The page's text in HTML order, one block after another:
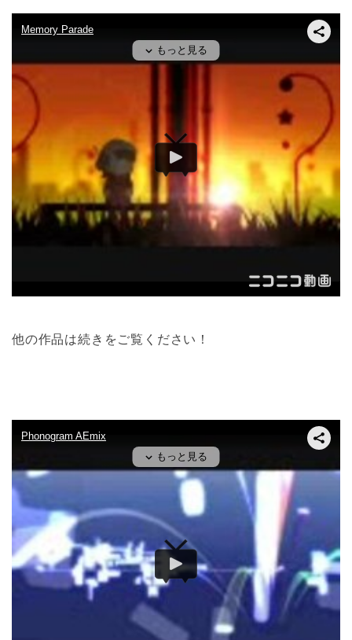
他の作品は続きをご覧ください！